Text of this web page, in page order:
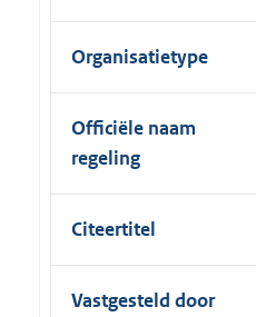
Organisatietype
Officiële naam
regeling
Citeertitel
Vastgesteld door